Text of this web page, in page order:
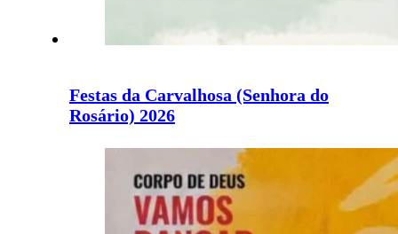
Festas da Carvalhosa (Senhora do
Rosário) 2026